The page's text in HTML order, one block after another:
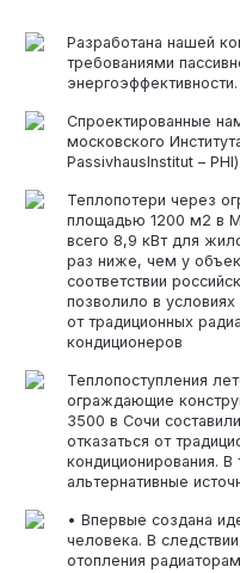
Разработана нашей
требованиями
энергоэффективности.
Спроектированные
московского
PassivhausInstitut – PHI).
Теплопотери через
площадью 1200 м2 в
всего 8,9 кВт для
раз ниже, чем у
соответствии
позволило в
от традиционных
кондиционеров
Теплопоступления
ограждающие
3500 в Сочи
отказаться от
кондиционирования.
альтернативные
• Впервые создана
человека. В
отопления